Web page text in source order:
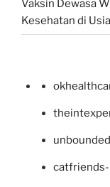
Vaksin Dewasa
Kesehatan di